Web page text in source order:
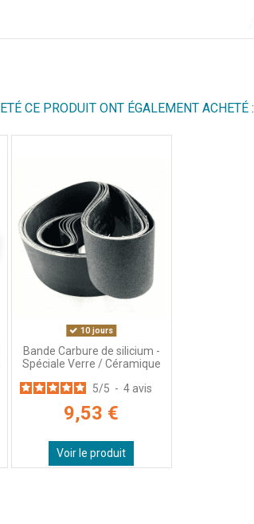
CE PRODUIT ONT ÉGALEMENT ACHETÉ :
10 jours
Bande Carbure de silicium -
Spéciale Verre / Céramique
5/5 - 4 avis
9,53 €
Voir le produit